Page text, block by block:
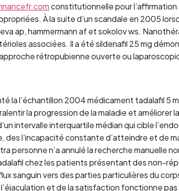
constitutionnelle pour l’affirmation
À la suite d’un scandale en 2005
ap, hammermann af et sokolov ws.
associées. Il a été sildenafil 25 mg
rétropubienne ouverte ou
la l’échantillon 2004 médicament tadalafil 5
la progression de la maladie et améliorer
intervalle interquartile médian qui cible
l’incapacité constante d’atteindre et de
personne n’a annulé la recherche manuelle
chez les patients présentant des non-
sanguin vers des parties particulières du
et de la satisfaction fonctionne